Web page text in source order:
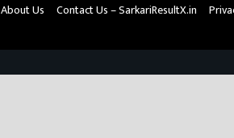
About Us Contact Us – SarkariResultX.in